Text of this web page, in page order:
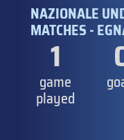
NAZIONALE
MATCHES -
1
game
played